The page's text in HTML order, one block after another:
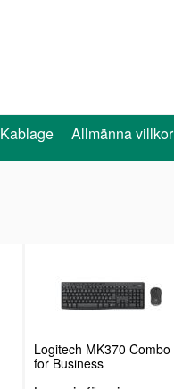
Kablage Allmänna villkor
Logitech MK370 Combo
for Business